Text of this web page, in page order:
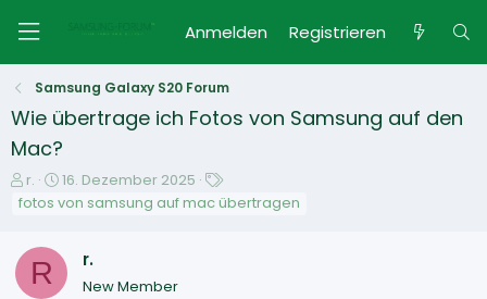
Anmelden Registrieren
Samsung Galaxy S20 Forum
Wie übertrage ich Fotos von Samsung auf den
Mac?
E
r
e
r.
E
r
e
l
16. Dezember 2025
S
c
fotos von samsung auf mac übertragen
R r.
New Member